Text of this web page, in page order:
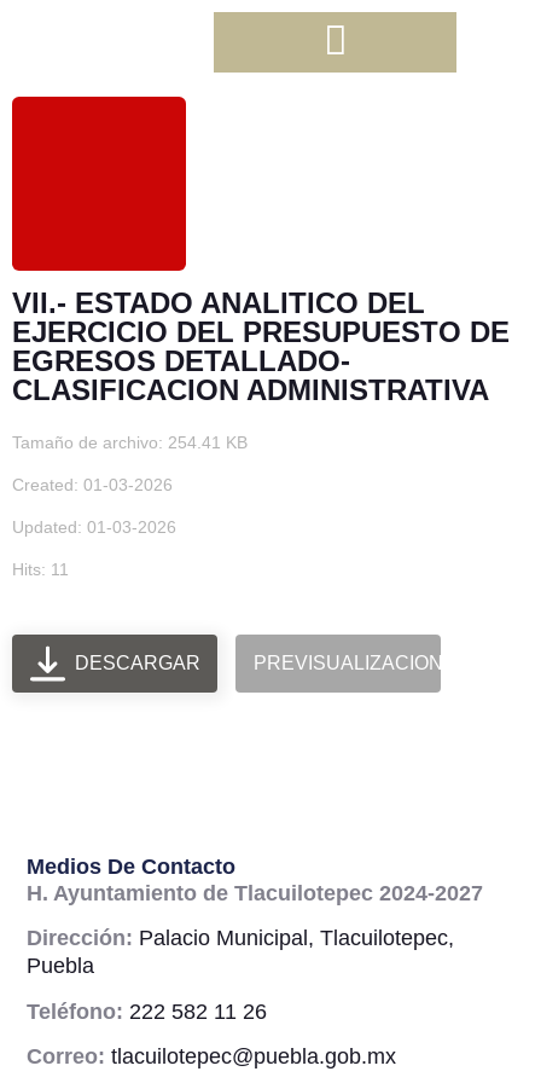
VII.- ESTADO ANALITICO DEL
EJERCICIO DEL PRESUPUESTO DE
EGRESOS DETALLADO-
CLASIFICACION ADMINISTRATIVA
Tamaño de archivo: 254.41 KB
Created: 01-03-2026
Updated: 01-03-2026
Hits: 11
DESCARGAR PREVISUALIZACION
Medios De Contacto
H. Ayuntamiento de Tlacuilotepec 2024-2027
Dirección: Palacio Municipal, Tlacuilotepec,
Puebla
Teléfono: 222 582 11 26
Correo: tlacuilotepec@puebla.gob.mx